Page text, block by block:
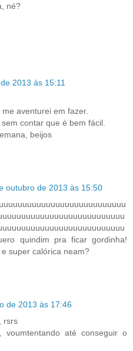
né?
2013 às 15:11
aventurei em fazer.
contar que é bem fácil.
beijos
outubro de 2013 às 15:50
quindim pra ficar gordinha!
super calórica neam?
de 2013 às 17:46
rsrs
voumtentando até conseguir o